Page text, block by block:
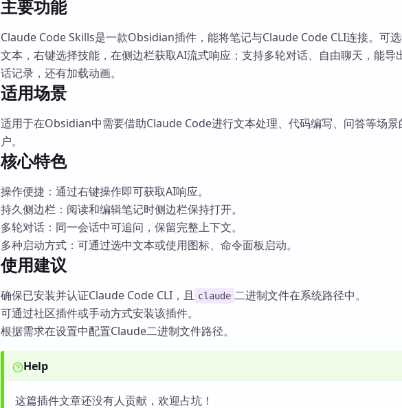
主要功能
Claude Code Skills是一款Obsidian插件，能将笔记与Claude Code CLI连接。可
文本，右键选择技能，在侧边栏获取AI流式响应；支持多轮对话、自由聊天，能导
话记录，还有加载动画。
适用场景
适用于在Obsidian中需要借助Claude Code进行文本处理、代码编写、问答等场景
户。
核心特色
操作便捷：通过右键操作即可获取AI响应。
持久侧边栏：阅读和编辑笔记时侧边栏保持打开。
多轮对话：同一会话中可追问，保留完整上下文。
多种启动方式：可通过选中文本或使用图标、命令面板启动。
使用建议
确保已安装并认证Claude Code CLI，且 claude 二进制文件在系统路径中。
可通过社区插件或手动方式安装该插件。
根据需求在设置中配置Claude二进制文件路径。
Help
这篇插件文章还没有人贡献，欢迎占坑！